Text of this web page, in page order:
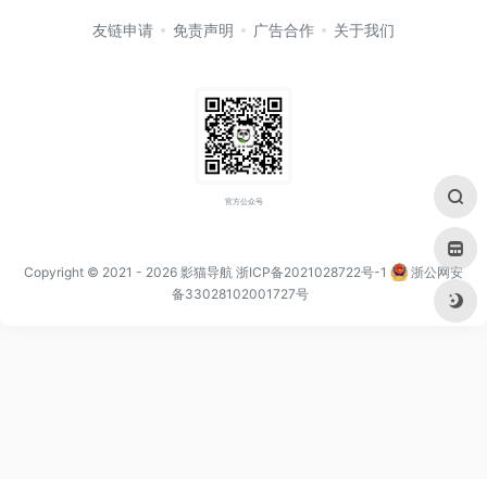
友链申请 免责声明 广告合作 关于我们
官方公众号
Copyright © 2021 - 2026 影猫导航 浙ICP备2021028722号-1
浙公网安
备33028102001727号